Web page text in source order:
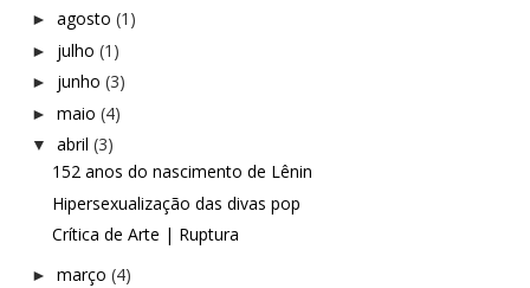
► agosto (1)
► julho (1)
► junho (3)
► maio (4)
▼ abril (3)
152 anos do nascimento de Lênin
Hipersexualização das divas pop
Crítica de Arte | Ruptura
► março (4)